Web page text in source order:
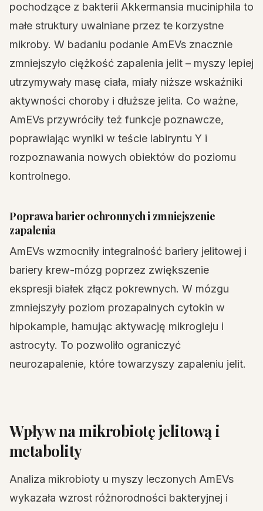
pochodzące z bakterii Akkermansia muciniphila to
małe struktury uwalniane przez te korzystne
mikroby. W badaniu podanie AmEVs znacznie
zmniejszyło ciężkość zapalenia jelit – myszy lepiej
utrzymywały masę ciała, miały niższe wskaźniki
aktywności choroby i dłuższe jelita. Co ważne,
AmEVs przywróciły też funkcje poznawcze,
poprawiając wyniki w teście labiryntu Y i
rozpoznawania nowych obiektów do poziomu
kontrolnego.
Poprawa barier ochronnych i zmniejszenie
zapalenia
AmEVs wzmocniły integralność bariery jelitowej i
bariery krew-mózg poprzez zwiększenie
ekspresji białek złącz pokrewnych. W mózgu
zmniejszyły poziom prozapalnych cytokin w
hipokampie, hamując aktywację mikrogleju i
astrocyty. To pozwoliło ograniczyć
neurozapalenie, które towarzyszy zapaleniu jelit.
Wpływ na mikrobiotę jelitową i
metabolity
Analiza mikrobioty u myszy leczonych AmEVs
wykazała wzrost różnorodności bakteryjnej i